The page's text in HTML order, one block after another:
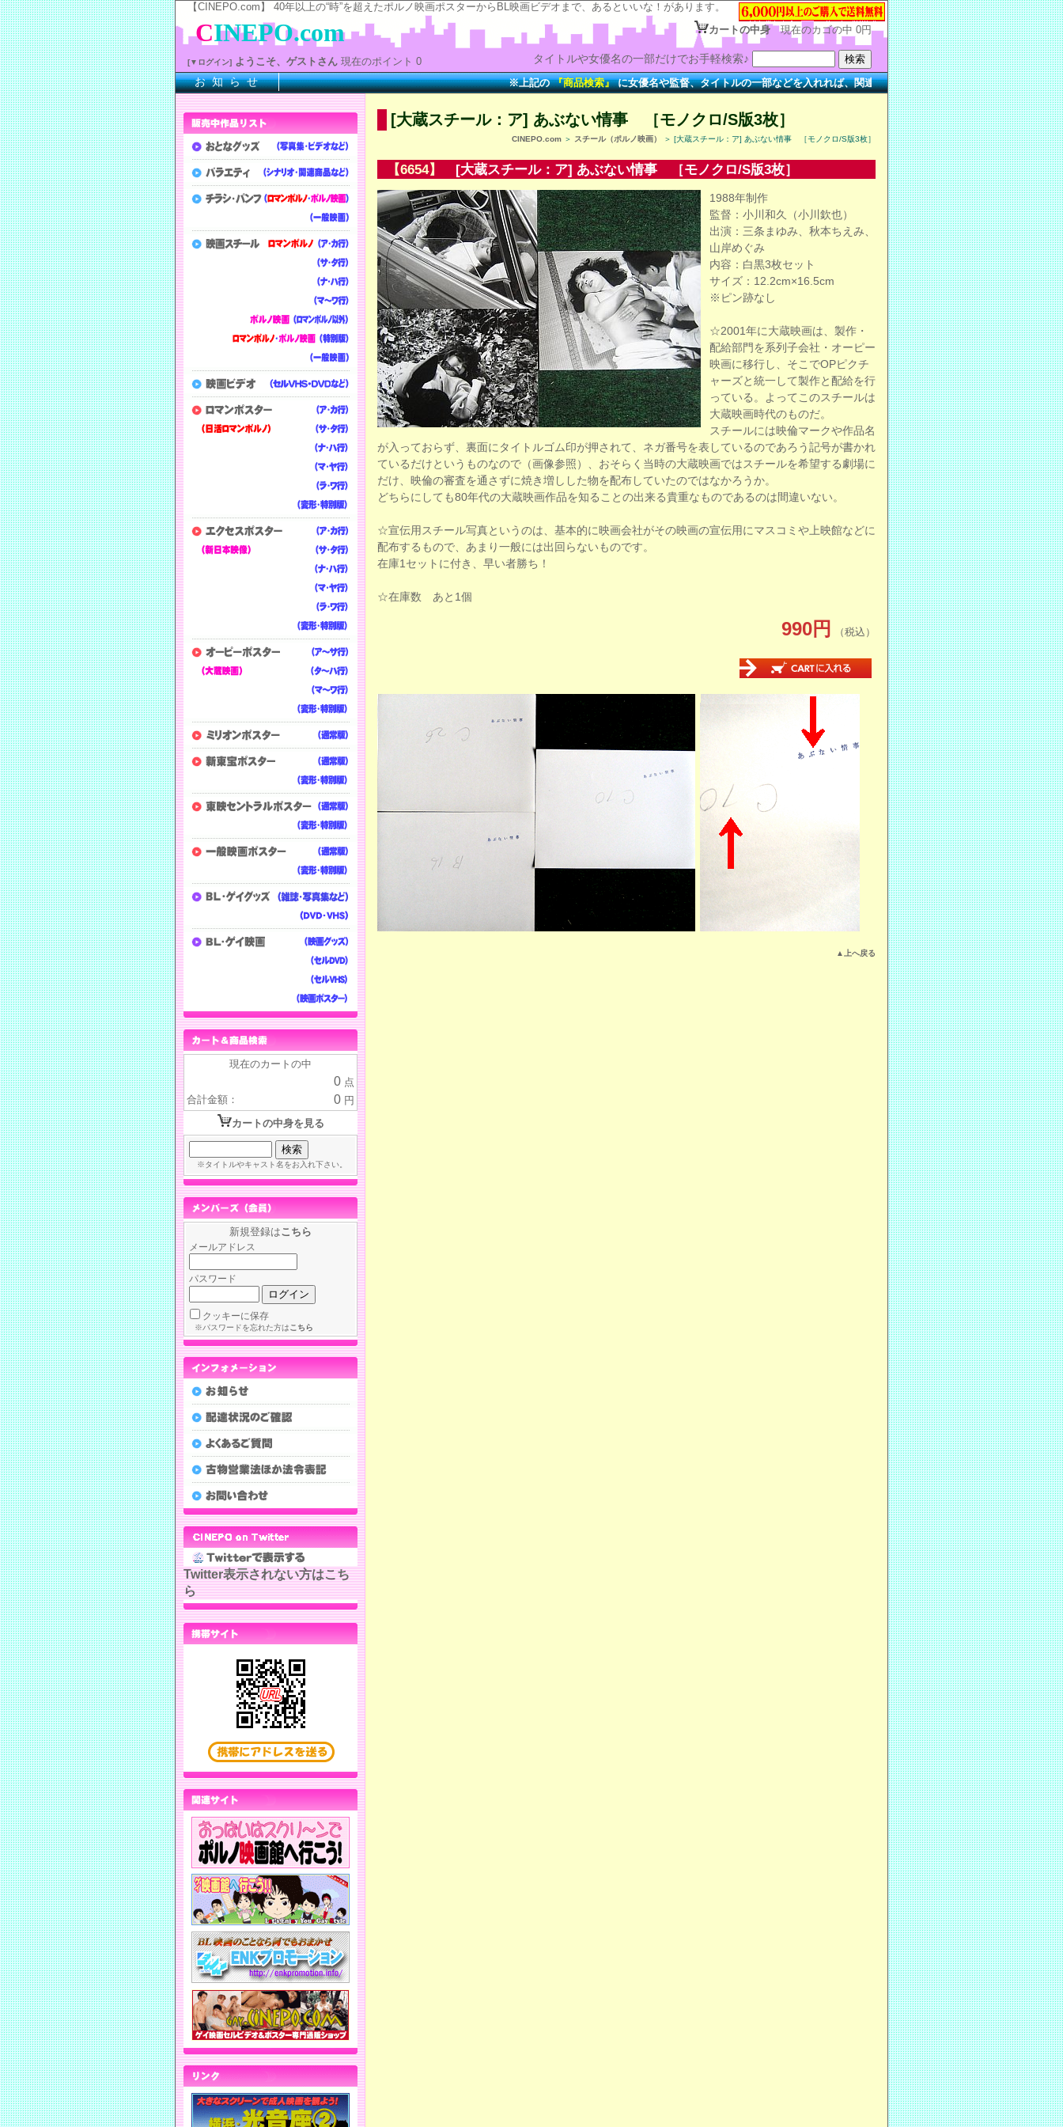
【CINEPO.com】 40年以上の“時”を超えたポルノ映画ポスターからBL映画ビデオまで、あるといいな！があります。
[大蔵スチール：ア] あぶない情事 ［モノクロ/S版3枚］
CINEPO.com ＞ スチール（ポルノ映画） ＞ [大蔵スチール：ア] あぶない情事 ［モノクロ/S版3枚］
【6654】 [大蔵スチール：ア] あぶない情事 ［モノクロ/S版3枚］
1988年制作
監督：小川和久（小川欽也）
出演：三条まゆみ、秋本ちえみ、
山岸めぐみ
内容：白黒3枚セット
サイズ：12.2cm×16.5cm
※ピン跡なし
☆2001年に大蔵映画は、製作・
配給部門を系列子会社・オーピー
映画に移行し、そこでOPピクチ
ャーズと統一して製作と配給を行
っている。よってこのスチールは
大蔵映画時代のものだ。
スチールには映倫マークや作品名
が入っておらず、裏面にタイトルゴム印が押されて、ネガ番号を表しているのであろう記号が書かれ
ているだけというものなので（画像参照）、おそらく当時の大蔵映画ではスチールを希望する劇場に
だけ、映倫の審査を通さずに焼き増しした物を配布していたのではなかろうか。
どちらにしても80年代の大蔵映画作品を知ることの出来る貴重なものであるのは間違いない。
☆宣伝用スチール写真というのは、基本的に映画会社がその映画の宣伝用にマスコミや上映館などに
配布するもので、あまり一般には出回らないものです。
在庫1セットに付き、早い者勝ち！
☆在庫数 あと1個
990円 （税込）
▲上へ戻る
現在のカートの中
0 点
合計金額：
0 円
カートの中身を見る
※タイトルやキャスト名をお入れ下さい。
新規登録はこちら
メールアドレス
パスワード
クッキーに保存
※パスワードを忘れた方はこちら
Twitter表示されない方はこち
ら
カートの中身 現在のカゴの中 0円
タイトルや女優名の一部だけでお手軽検索♪
※上記の『商品検索』に女優名や監督、タイトルの一部などを入れれば、関連する作品を簡単に検索できます。
CINEPO.com
[▼ログイン] ようこそ、ゲストさん 現在のポイント 0
お 知 ら せ